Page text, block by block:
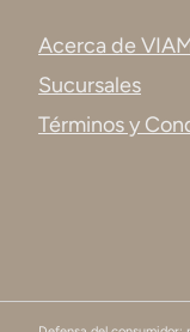
Acerca de
Sucursales
Términos y